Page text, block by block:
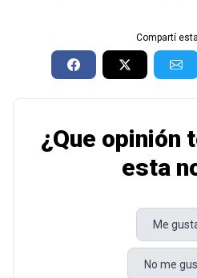
Compartí
¿Que opinión
esta
Me
No me